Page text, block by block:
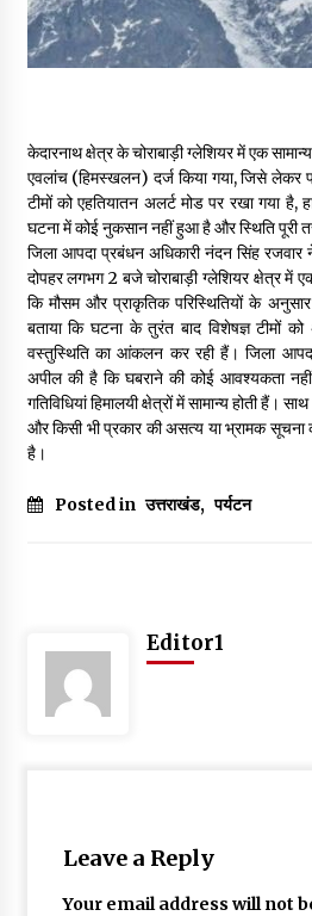
May 16, 2022
Thought Of The Day
May 13, 2022
Thought Of The Day
May 12, 2022
Thought Of The Day
Thought Of The Day
May 9, 2022
केदारनाथ क्षेत्र के चोराबाड़ी ग्लेशियर में एक
एवलांच (हिमस्खलन) दर्ज किया गया, जिसे लेकर
टीमों को एहतियातन अलर्ट मोड पर रखा गया है,
घटना में कोई नुकसान नहीं हुआ है और स्थिति पूरी
जिला आपदा प्रबंधन अधिकारी नंदन सिंह
दोपहर लगभग 2 बजे चोराबाड़ी ग्लेशियर क्षेत्र में
कि मौसम और प्राकृतिक परिस्थितियों के
बताया कि घटना के तुरंत बाद विशेषज्ञ टीमों
वस्तुस्थिति का आंकलन कर रही हैं। जिला
अपील की है कि घबराने की कोई आवश्यकता
गतिविधियां हिमालयी क्षेत्रों में सामान्य होती हैं।
और किसी भी प्रकार की असत्य या भ्रामक
है।
Posted in उत्तराखंड, पर्यटन
Editor1
Leave a Reply
Your email address will not